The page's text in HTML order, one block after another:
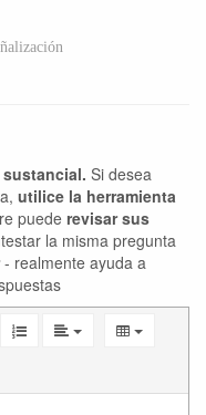
Si desea
utilice la herramienta
puede revisar sus
la misma pregunta
- realmente ayuda a